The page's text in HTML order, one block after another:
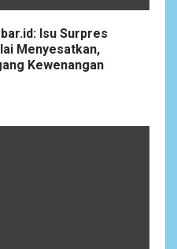
Isu Surpres
Menyesatkan,
Kewenangan